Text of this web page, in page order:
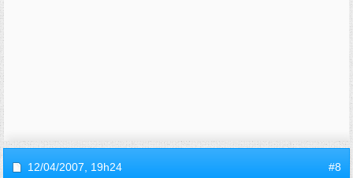
12/04/2007, 19h24 #8